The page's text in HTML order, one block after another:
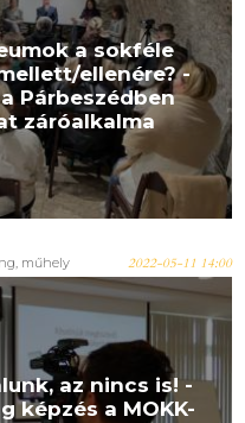
a sokféle
ellenére? -
Párbeszédben
záróalkalma
, műhely 2022-05-11 14:00
az nincs is! -
képzés a MOKK-